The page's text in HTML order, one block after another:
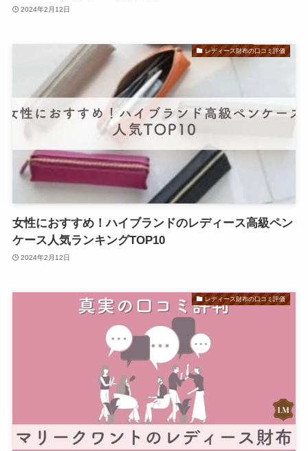
2024年2月12日
レディース財布の口コミ評価
女性におすすめ！ハイブランドのレディース高級ペン
ケース人気ランキングTOP10
2024年2月12日
レディース財布の口コミ評価